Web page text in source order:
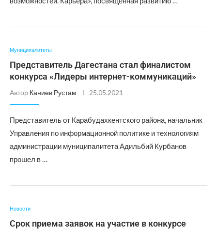
Муниципалитеты
Представитель Дагестана стал финалистом
конкурса «Лидеры интернет-коммуникаций»
Автор Каниев Рустам 25.05.2021
Представитель от Карабудахкентского района, начальник
Управления по информационной политике и технологиям
администрации муниципалитета Адильбий Курбанов
прошел в …
Новости
Срок приема заявок на участие в конкурсе